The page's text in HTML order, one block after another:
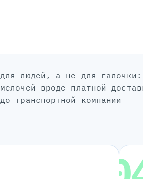
для людей, а не для галочки: без
мелочей вроде платной
до транспортной компании